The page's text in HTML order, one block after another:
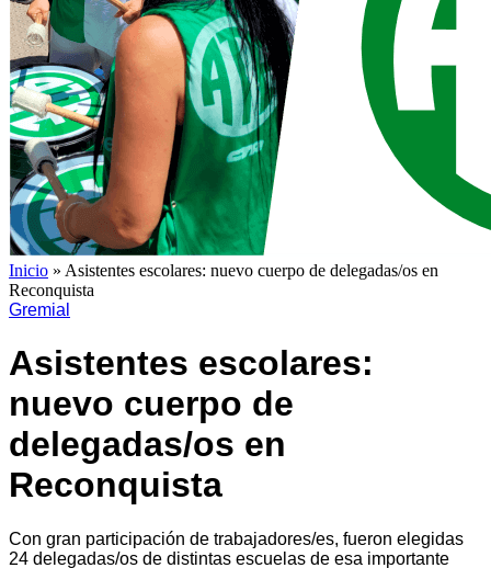
Inicio » Asistentes escolares: nuevo cuerpo de delegadas/os en
Reconquista
Gremial
Asistentes escolares:
nuevo cuerpo de
delegadas/os en
Reconquista
Con gran participación de trabajadores/es, fueron elegidas
24 delegadas/os de distintas escuelas de esa importante